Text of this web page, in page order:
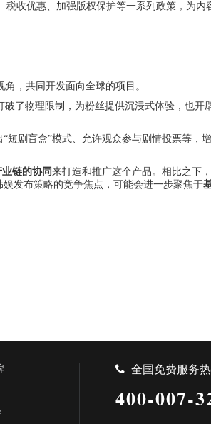
收优惠、加强版权保护等一系列政策，为内
，共同开发面向全球的项目。
了物理限制，为粉丝提供沉浸式体验，也开
短剧盲盒”模式、允许观众参与剧情投票等，
链的协同来打造和推广这个产品。相比之下
发布策略的竞争焦点，可能会进一步聚焦于
全国免费服务
400-007-